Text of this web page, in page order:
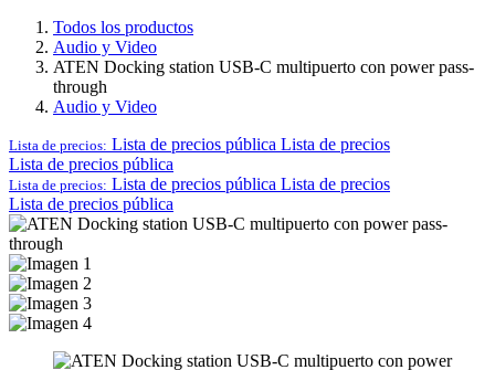
Todos los productos
Audio y Video
ATEN Docking station USB-C multipuerto con power pass-
through
Audio y Video
Lista de precios: Lista de precios pública Lista de precios
Lista de precios pública
Lista de precios: Lista de precios pública Lista de precios
Lista de precios pública